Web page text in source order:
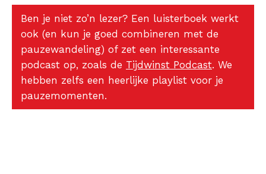
Ben je niet zo’n lezer? Een luisterboek werkt
ook (en kun je goed combineren met de
pauzewandeling) of zet een interessante
podcast op, zoals de Tijdwinst Podcast. We
hebben zelfs een heerlijke playlist voor je
pauzemomenten.